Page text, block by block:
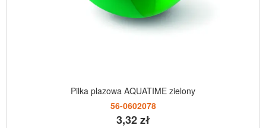
Pilka plazowa AQUATIME zielony
56-0602078
3,32 zł